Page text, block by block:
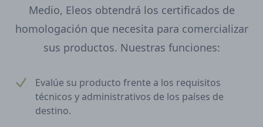
Medio, Eleos obtendrá los certificados de
homologación que necesita para comercializar
sus productos. Nuestras funciones:
Evalúe su producto frente a los requisitos
técnicos y administrativos de los países de
destino.